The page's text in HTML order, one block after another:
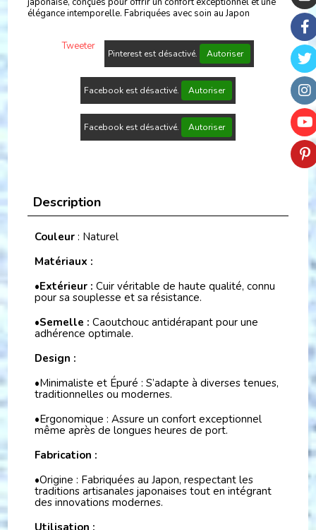
élégance intemporelle. Fabriquées avec soin au Japon
Tweeter
Pinterest est désactivé. Autoriser
Facebook est désactivé. Autoriser
Facebook est désactivé. Autoriser
Description
Couleur : Naturel
Matériaux :
•Extérieur : Cuir véritable de haute qualité, connu
pour sa souplesse et sa résistance.
•Semelle : Caoutchouc antidérapant pour une
adhérence optimale.
Design :
•Minimaliste et Épuré : S’adapte à diverses tenues,
traditionnelles ou modernes.
•Ergonomique : Assure un confort exceptionnel
même après de longues heures de port.
Fabrication :
•Origine : Fabriquées au Japon, respectant les
traditions artisanales japonaises tout en intégrant
des innovations modernes.
Utilisation :